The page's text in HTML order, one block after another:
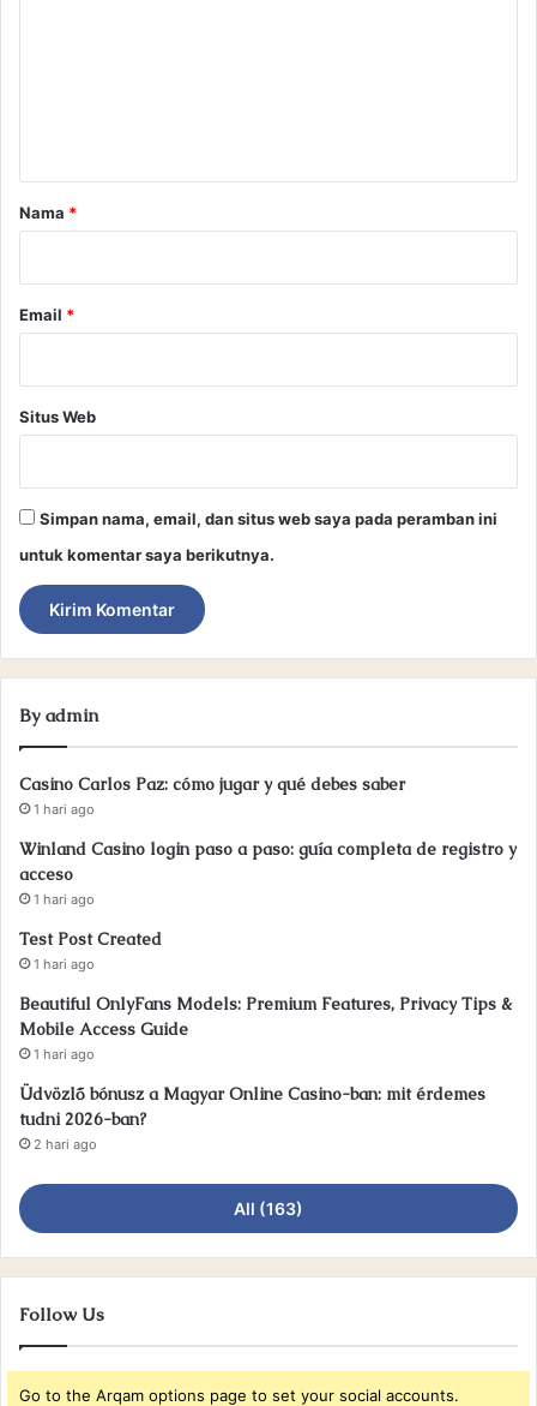
rNama *
Email *
Situs Web
Simpan nama, email, dan situs web saya pada peramban ini
untuk komentar saya berikutnya.
By admin
Casino Carlos Paz: cómo jugar y qué debes saber
1 hari ago
Winland Casino login paso a paso: guía completa de registro y
acceso
1 hari ago
Test Post Created
1 hari ago
Beautiful OnlyFans Models: Premium Features, Privacy Tips &
Mobile Access Guide
1 hari ago
Üdvözlő bónusz a Magyar Online Casino-ban: mit érdemes
tudni 2026-ban?
2 hari ago
All (163)
Follow Us
Go to the Arqam options page to set your social accounts.